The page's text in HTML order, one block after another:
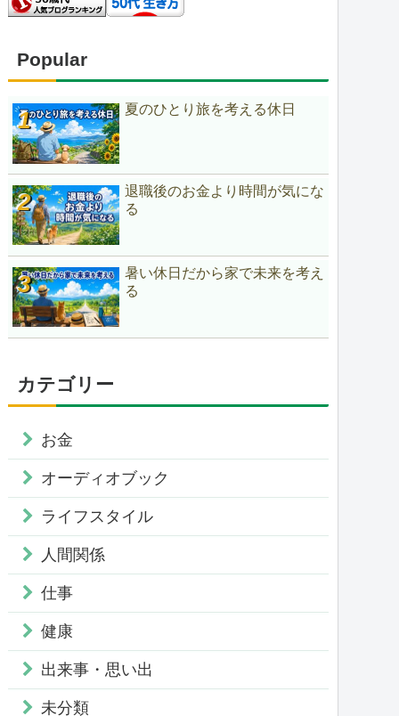
Popular
夏のひとり旅を考える休日
退職後のお金より時間が気にな
る
暑い休日だから家で未来を考え
る
カテゴリー
お金
オーディオブック
ライフスタイル
人間関係
仕事
健康
出来事・思い出
未分類